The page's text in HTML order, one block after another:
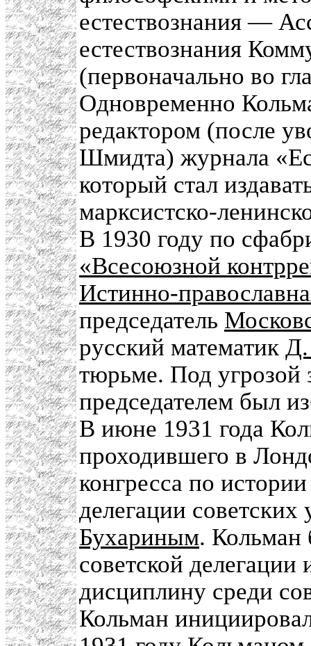
естествознания —
естествознания
(первоначально во
Одновременно
редактором (после
Шмидта) журнала
который стал
марксистско-
В 1930 году по
«Всесоюзной
Истинно-
председатель
русский математик
тюрьме. Под угрозой
председателем был
В июне 1931 года
проходившего в
конгресса по
делегации
Бухариным. Кольман
советской
дисциплину среди
Кольман